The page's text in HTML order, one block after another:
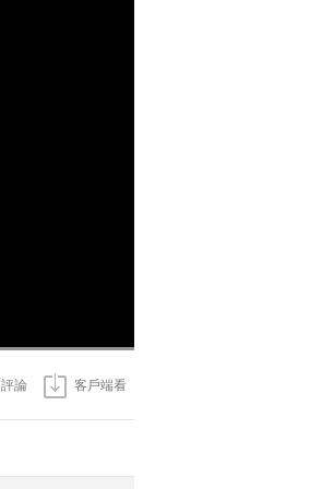
評論 客戶端看